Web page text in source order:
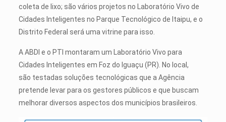
coleta de lixo; são vários projetos no Laboratório Vivo de
Cidades Inteligentes no Parque Tecnológico de Itaipu, e o
Distrito Federal será uma vitrine para isso.
A ABDI e o PTI montaram um Laboratório Vivo para
Cidades Inteligentes em Foz do Iguaçu (PR). No local,
são testadas soluções tecnológicas que a Agência
pretende levar para os gestores públicos e que buscam
melhorar diversos aspectos dos municípios brasileiros.